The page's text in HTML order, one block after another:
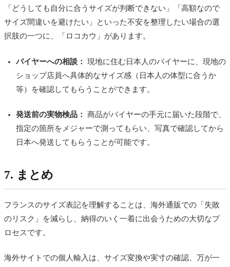
「どうしても自分に合うサイズが判断できない」「高額なので
サイズ間違いを避けたい」といった不安を整理したい場合の選
択肢の一つに、「ロコカウ」があります。
バイヤーへの相談：
現地に住む日本人のバイヤーに、現地の
ショップ店員へ具体的なサイズ感（日本人の体型に合うか
等）を確認してもらうことができます。
発送前の実物検品：
商品がバイヤーの手元に届いた段階で、
指定の箇所をメジャーで測ってもらい、写真で確認してから
日本へ発送してもらうことが可能です。
7. まとめ
フランスのサイズ表記を理解することは、海外通販での「失敗
のリスク」を減らし、納得のいく一着に出会うための大切なプ
ロセスです。
海外サイトでの個人輸入は、サイズ変換や実寸の確認、万が一